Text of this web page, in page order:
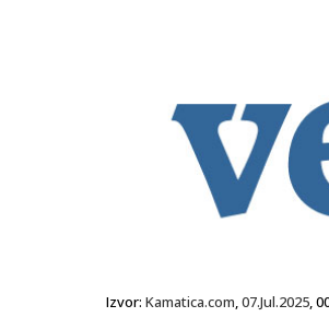
Izvor: Kamatica.com,07.Jul.2025,